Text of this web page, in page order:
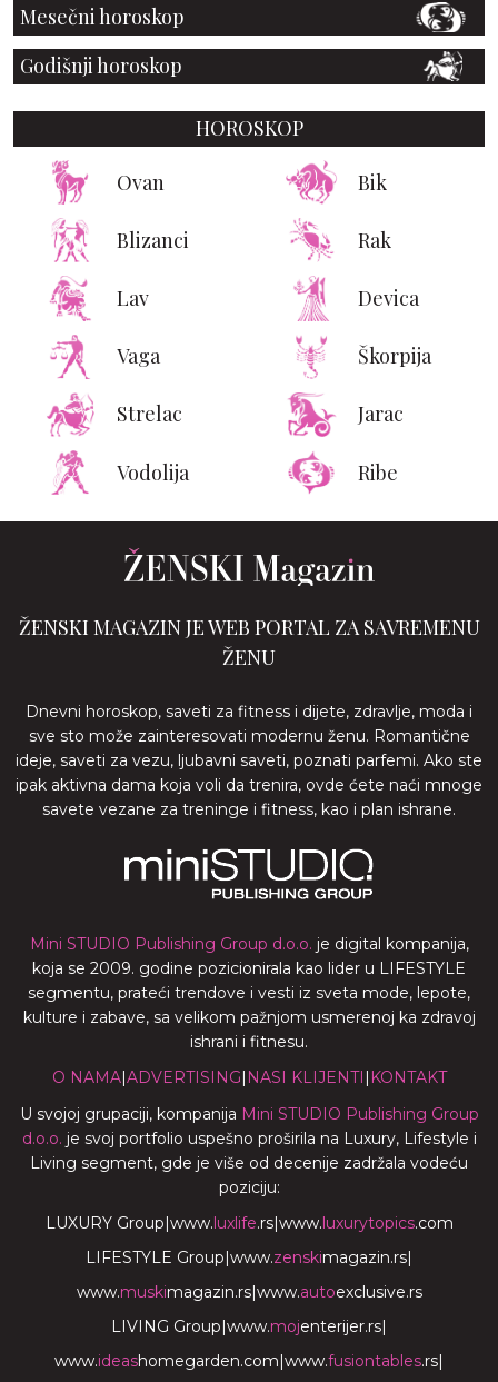
Mesečni horoskop
Godišnji horoskop
HOROSKOP
Ovan Bik
Blizanci Rak
Lav Devica
Vaga Škorpija
Strelac Jarac
Vodolija Ribe
ŽENSKI MAGAZIN JE WEB PORTAL ZA SAVREMENU
ŽENU
Dnevni horoskop, saveti za fitness i dijete, zdravlje, moda i
sve sto može zainteresovati modernu ženu. Romantične
ideje, saveti za vezu, ljubavni saveti, poznati parfemi. Ako ste
ipak aktivna dama koja voli da trenira, ovde ćete naći mnoge
savete vezane za treninge i fitness, kao i plan ishrane.
Mini STUDIO Publishing Group d.o.o. je digital kompanija,
koja se 2009. godine pozicionirala kao lider u LIFESTYLE
segmentu, prateći trendove i vesti iz sveta mode, lepote,
kulture i zabave, sa velikom pažnjom usmerenoj ka zdravoj
ishrani i fitnesu.
O NAMA|ADVERTISING| NASI KLIJENTI | KONTAKT
U svojoj grupaciji, kompanija Mini STUDIO Publishing Group
d.o.o. je svoj portfolio uspešno proširila na Luxury, Lifestyle i
Living segment, gde je više od decenije zadržala vodeću
poziciju:
LUXURY Group|www.luxlife.rs|www.luxurytopics.com
LIFESTYLE Group|www.zenskimagazin.rs|
www.muskimagazin.rs|www.autoexclusive.rs
LIVING Group|www.mojenterijer.rs|
www.ideashomegarden.com|www.fusiontables.rs|